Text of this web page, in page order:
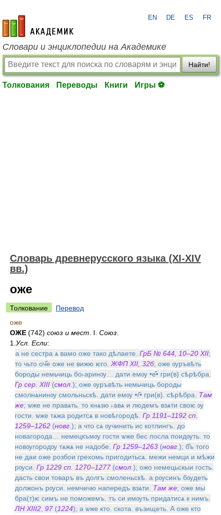
academic.ru
EN DE ES FR
Словари и энциклопедии на Академике
Найти!
Толкования Переводы Книги Игры ⚽
Словарь древнерусского языка (XI-XIV
вв.)
оже
Толкование
Перевод
оже
ОЖЕ (742) союз и мест . I. Союз
1. Усл. Если:
а не сестра ѧ вамо оже тако дѣлаете. ГрБ № 644, 10–20 XII;
то чьто оч҃е оже не вижю ѥго. ЖФП XII, 32б; оже ѹръвѣть
бороды немьчиць бо˫аринѹ… дати емѹ •е҃• гри(в) сѣрѣбра.
Гр сер. XIII (смол .); оже ѹръвѣть немьчиць бороды
смолнѧнинѹ смольньскѣ. дати емѹ •г҃• гри(в). сѣрѣбра. Там
же; ѡже не правѧть. то кнѧзю ˫авѧ и людемъ взѧти своѥ ѹ
гости. ѡже тѧжа родитсѧ в новѣгородѣ. Гр 1191–1192 сп.
1259–1262 (новг .); а что сѧ ѹчинить ис котлингъ. до
новагорода… немецкъмѹ гости ѡже бес посла поидѹть. то
новѹгородѹ тѧжѧ не надобе. Гр 1259–1263 (новг .); б҃ъ того
не даи оже розбои грехомь пригодитьсѧ. межи немци и мѣжи
рѹси. Гр 1229 сп. 1270–1277(смол .); ожо немецьскыи гость.
дасть свои товаръ въ долгъ смоленьскѣ. а рѹсинъ бѹдеть
должонъ рѹси. немчичю напередъ взѧти. Там же; оже мы
бра(т)ѥ симъ не поможемъ. тъ си имѹть придатисѧ к нимъ.
ЛН XIII2 97(1224); а ѡже кто. скота. възищеть. А оже кто